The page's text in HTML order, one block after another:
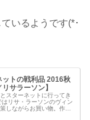
いるようです(*･
ットの戦利品 2016秋
サラーソン】
スターネットに行ってき
リサ・ラーソンのヴィン
しながらお買い物。作家